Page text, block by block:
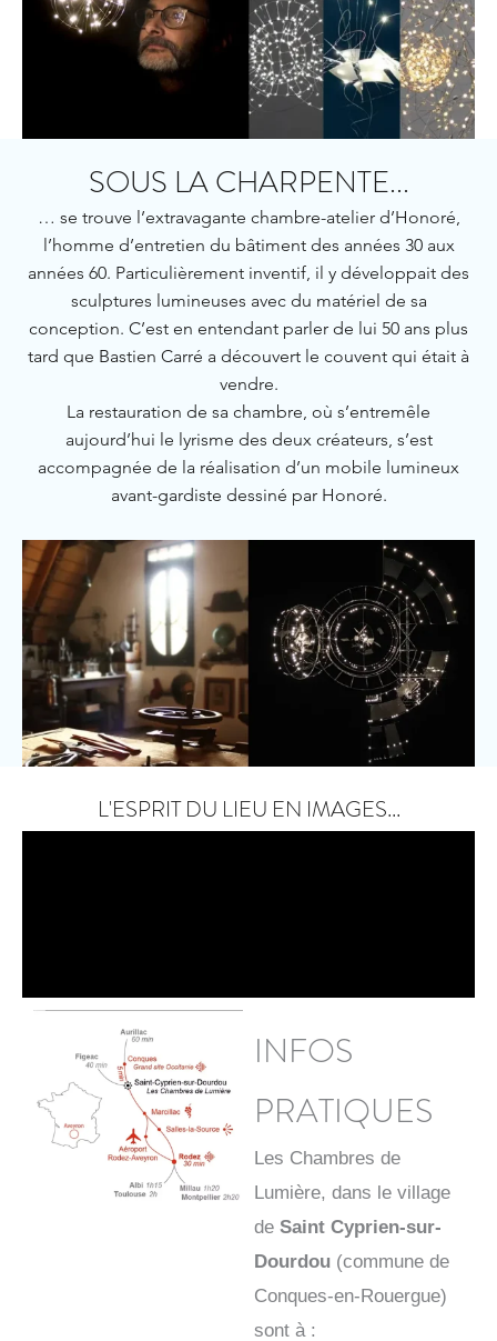
SOUS LA CHARPENTE...
… se trouve l’extravagante chambre-atelier d’Honoré,
l’homme d’entretien du bâtiment des années 30 aux
années 60. Particulièrement inventif, il y développait des
sculptures lumineuses avec du matériel de sa
conception. C’est en entendant parler de lui 50 ans plus
tard que Bastien Carré a découvert le couvent qui était à
vendre.
La restauration de sa chambre, où s’entremêle
aujourd’hui le lyrisme des deux créateurs, s’est
accompagnée de la réalisation d’un mobile lumineux
avant-gardiste dessiné par Honoré.
L'ESPRIT DU LIEU EN IMAGES...
INFOS
PRATIQUES
Les Chambres de
Lumière, dans le village
de Saint Cyprien-sur-
Dourdou(commune de
Conques-en-Rouergue)
sont à :